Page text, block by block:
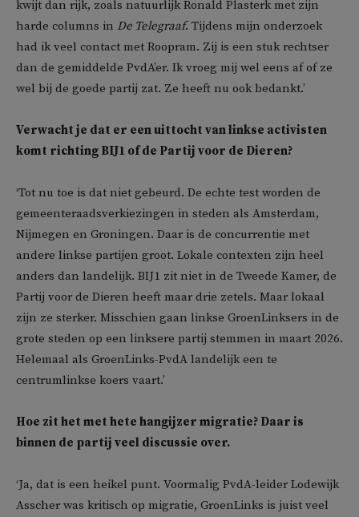
kwijt dan rijk, zoals natuurlijk Ronald Plasterk met zijn
harde columns in De Telegraaf. Tijdens mijn onderzoek
had ik veel contact met Roopram. Zij is een stuk rechtser
dan de gemiddelde PvdA’er. Ik vroeg mij wel eens af of ze
wel bij de goede partij zat. Ze heeft nu ook bedankt.’
Verwacht je dat er een uittocht van linkse activisten
komt richting BIJ1 of de Partij voor de Dieren?
‘Tot nu toe is dat niet gebeurd. De echte test worden de
gemeenteraadsverkiezingen in steden als Amsterdam,
Nijmegen en Groningen. Daar is de concurrentie met
andere linkse partijen groot. Lokale contexten zijn heel
anders dan landelijk. BIJ1 zit niet in de Tweede Kamer, de
Partij voor de Dieren heeft maar drie zetels. Maar lokaal
zijn ze sterker. Misschien gaan linkse GroenLinksers in de
grote steden op een linksere partij stemmen in maart 2026.
Helemaal als GroenLinks-PvdA landelijk een te
centrumlinkse koers vaart.’
Hoe zit het met hete hangijzer migratie? Daar is
binnen de partij veel discussie over.
‘Ja, dat is een heikel punt. Voormalig PvdA-leider Lodewijk
Asscher was kritisch op migratie, GroenLinks is juist veel